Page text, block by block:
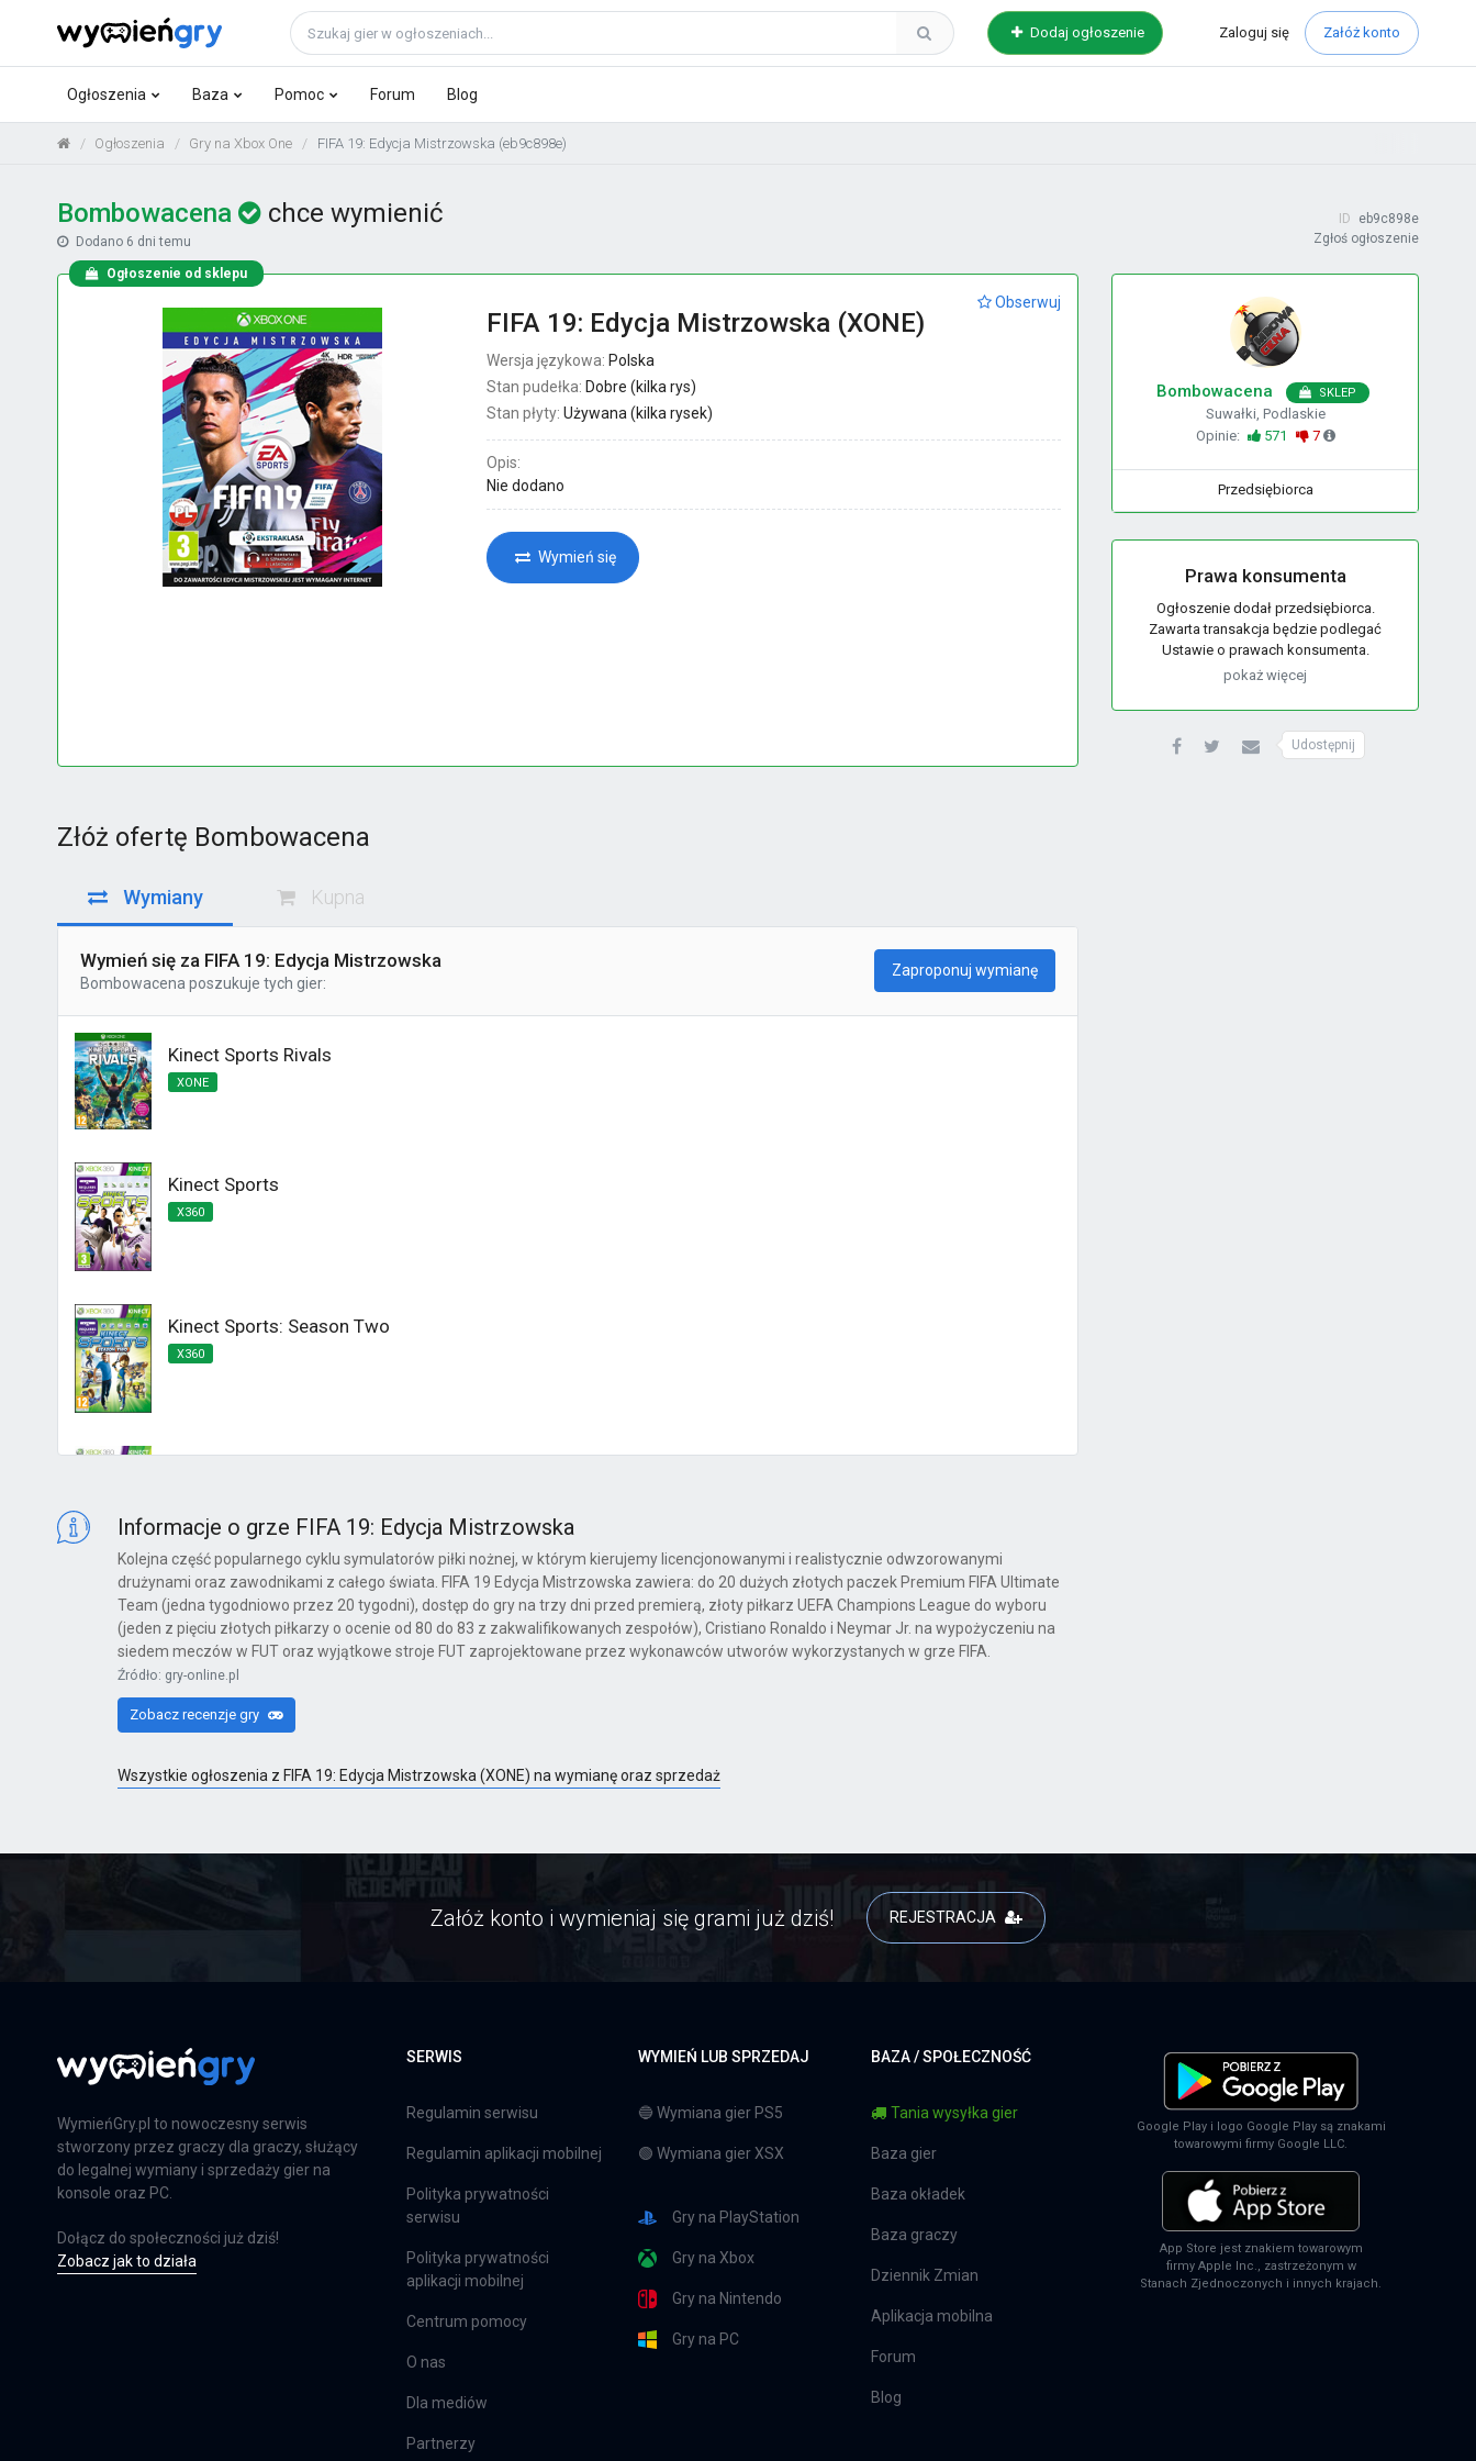
Dodaj ogłoszenie Zaloguj się Załóż konto
Ogłoszenia Baza Pomoc Forum Blog
Ogłoszenia Gry na Xbox One FIFA 19: Edycja Mistrzowska (eb9c898e)
Bombowacena chce wymienić
Dodano 6 dni temu
ID
eb9c898e
Zgłoś ogłoszenie
Ogłoszenie od sklepu
Obserwuj
FIFA 19: Edycja Mistrzowska (XONE)
Wersja językowa: Polska
Stan pudełka: Dobre (kilka rys)
Stan płyty: Używana (kilka rysek)
Opis:
Nie dodano
Wymień się
Bombowacena SKLEP
Suwałki, Podlaskie
Opinie:
571 7
Przedsiębiorca
Prawa konsumenta
Ogłoszenie dodał przedsiębiorca.
Zawarta transakcja będzie podlegać
Ustawie o prawach konsumenta.
pokaż więcej
Udostępnij
Złóż ofertę Bombowacena
Wymiany Kupna
Wymień się za FIFA 19: Edycja Mistrzowska
Bombowacena poszukuje tych gier:
Zaproponuj wymianę
Kinect Sports Rivals
XONE
Kinect Sports
X360
Kinect Sports: Season Two
X360
Far Cry 6: Yara Edition
PS4
Far Cry 6
PS4
Far Cry 6: Ultimate Edition
Farming Simulator 25
PS5
Farming Simulator 25
Informacje o grze FIFA 19: Edycja Mistrzowska
Kolejna część popularnego cyklu symulatorów piłki nożnej, w którym kierujemy licencjonowanymi i realistycznie odwzorowanymi
drużynami oraz zawodnikami z całego świata. FIFA 19 Edycja Mistrzowska zawiera: do 20 dużych złotych paczek Premium FIFA Ultimate
Team (jedna tygodniowo przez 20 tygodni), dostęp do gry na trzy dni przed premierą, złoty piłkarz UEFA Champions League do wyboru
(jeden z pięciu złotych piłkarzy o ocenie od 80 do 83 z zakwalifikowanych zespołów), Cristiano Ronaldo i Neymar Jr. na wypożyczeniu na
siedem meczów w FUT oraz wyjątkowe stroje FUT zaprojektowane przez wykonawców utworów wykorzystanych w grze FIFA.
Źródło: gry-online.pl
Zobacz recenzje gry
Wszystkie ogłoszenia z FIFA 19: Edycja Mistrzowska (XONE) na wymianę oraz sprzedaż
Załóż konto i wymieniaj się grami już dziś! REJESTRACJA
WymieńGry.pl to nowoczesny serwis
stworzony przez graczy dla graczy, służący
do legalnej wymiany i sprzedaży gier na
konsole oraz PC.
Dołącz do społeczności już dziś!
Zobacz jak to działa
SERWIS
Regulamin serwisu
Regulamin aplikacji mobilnej
Polityka prywatności
serwisu
Polityka prywatności
aplikacji mobilnej
Centrum pomocy
O nas
Dla mediów
Partnerzy
WYMIEŃ LUB SPRZEDAJ
🔵 Wymiana gier PS5
🟢 Wymiana gier XSX
Gry na PlayStation
Gry na Xbox
Gry na Nintendo
Gry na PC
BAZA / SPOŁECZNOŚĆ
Tania wysyłka gier
Baza gier
Baza okładek
Baza graczy
Dziennik Zmian
Aplikacja mobilna
Forum
Blog
Google Play i logo Google Play są znakami
towarowymi firmy Google LLC.
App Store jest znakiem towarowym
firmy Apple Inc., zastrzeżonym w
Stanach Zjednoczonych i innych krajach.